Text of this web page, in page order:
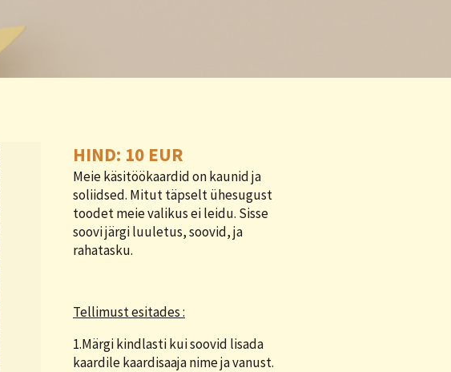
HIND: 10 EUR
Meie käsitöökaardid on kaunid ja
soliidsed. Mitut täpselt ühesugust
toodet meie valikus ei leidu. Sisse
soovi järgi luuletus, soovid, ja
rahatasku.
Tellimust esitades :
1.Märgi kindlasti kui soovid lisada
kaardile kaardisaaja nime ja vanust.